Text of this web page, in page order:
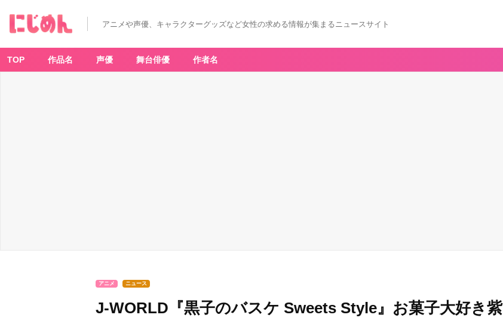
アニメや声優、キャラクターグッズなど女性の求める情報が集まるニュースサイト
TOP 作品名 声優 舞台俳優 作者名
アニメ ニュース
J-WORLD『黒子のバスケ Sweets Style』お菓子大好き紫